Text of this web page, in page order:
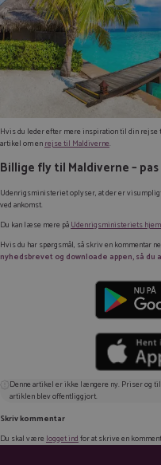
Hvis du leder efter mere inspiration til din rejse
artikel om enrejse til Maldiverne.
Billige fly til Maldiverne –
Udenrigsministeriet oplyser, at der er
ved ankomst.
Du kan læse mere påUdenrigsministeriets
Hvis du har spørgsmål, så skriv en kommentar
nyhedsbrevet og downloade appen, så du
Denne artikel er ikke længere ny. Priser og
artiklen blev offentliggjort.
Skriv kommentar
Du skal værelogget indfor at skrive en